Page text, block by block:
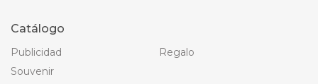
Catálogo
Publicidad
Regalo
Souvenir